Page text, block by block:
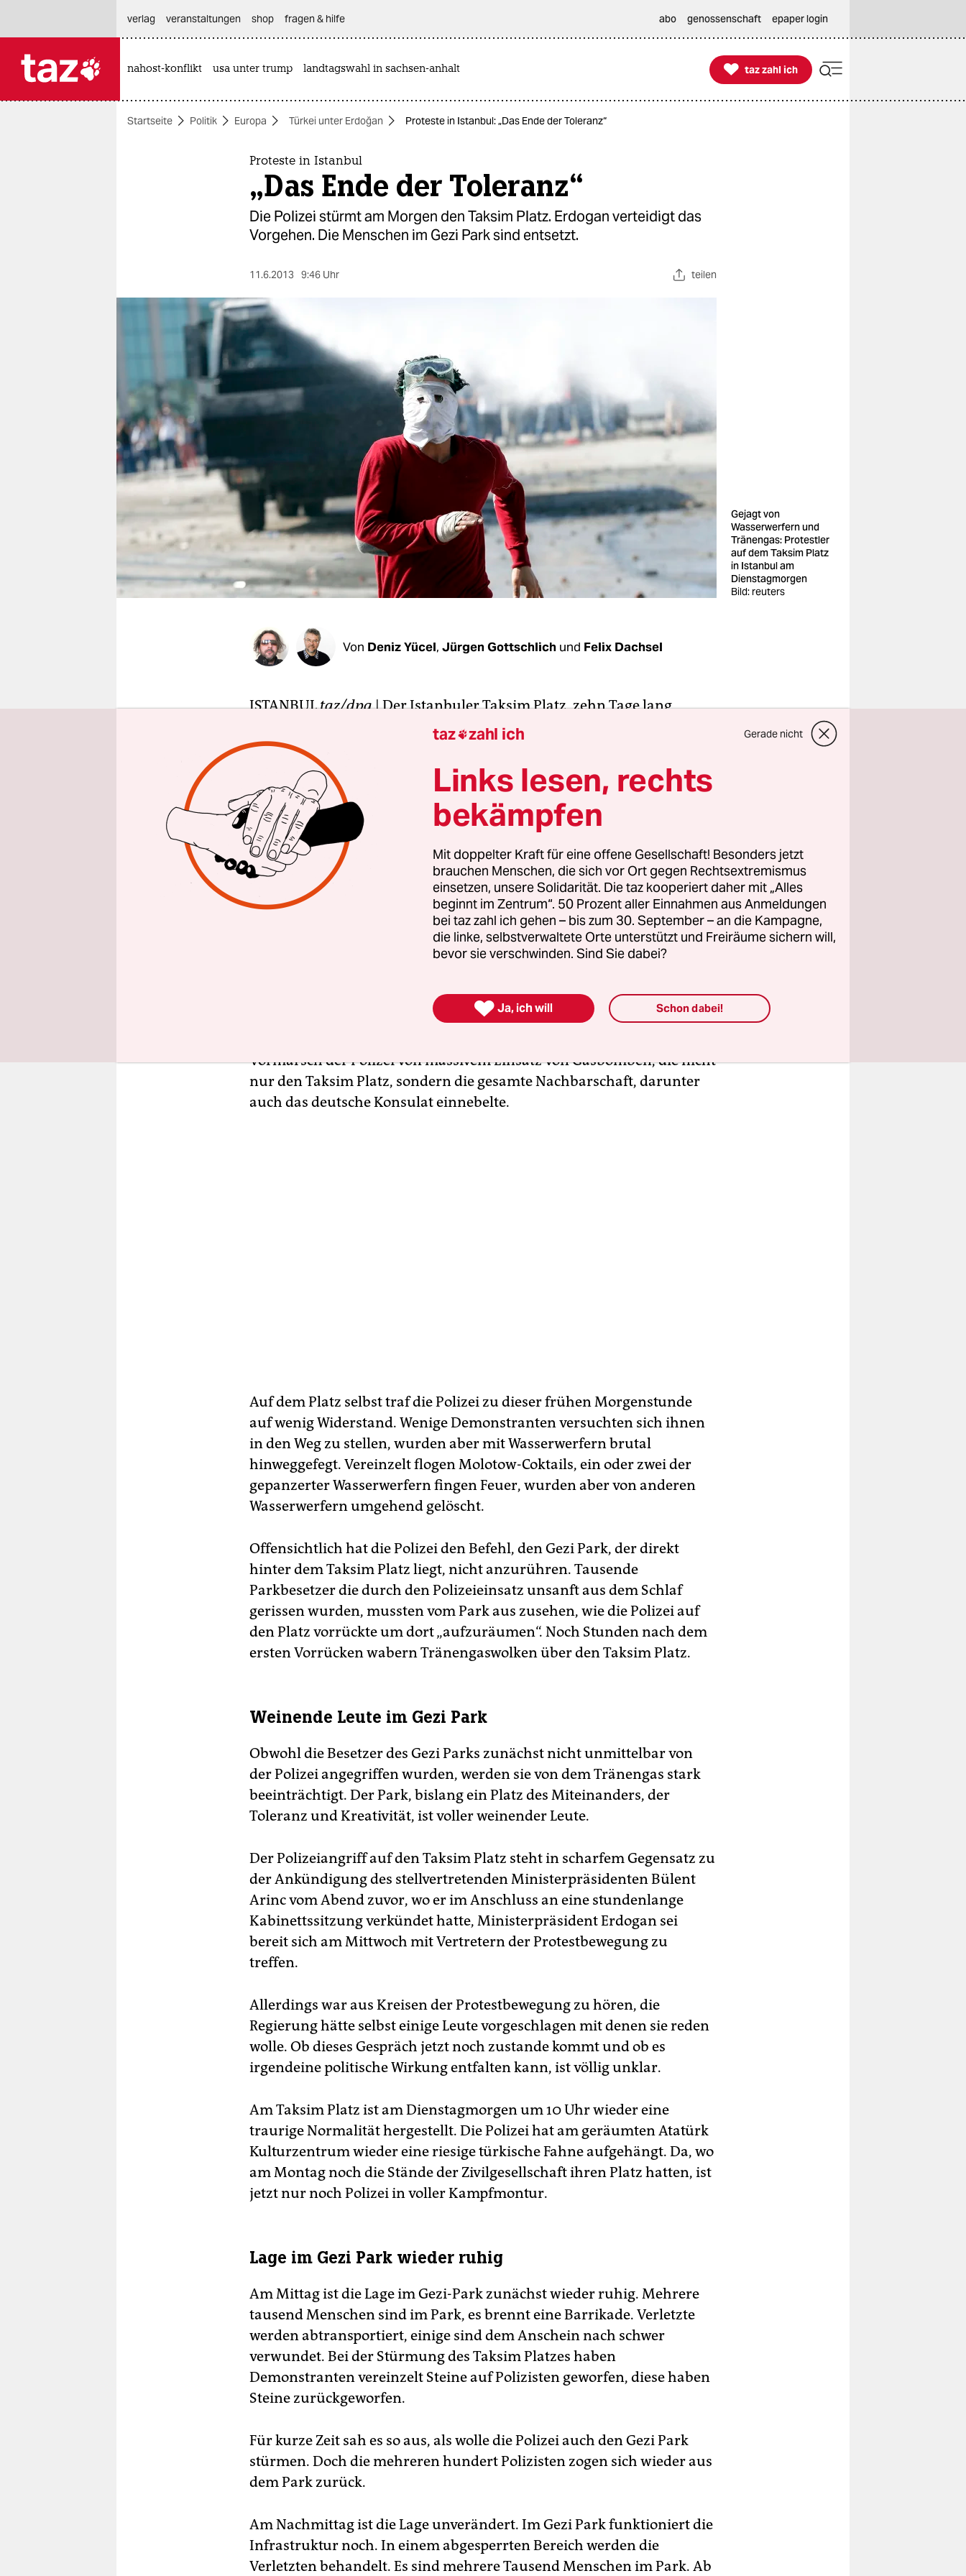
themen
wahrheit
verlag
verlag
veranstaltungen
fragen & hilfe
unterstützen
verlag
veranstaltungen shop fragen & hilfe abo genossenschaft epaper login
nahost-konflikt usa unter trump landtagswahl in sachsen-anhalt 
taz zahl ich
taz zahl ich
Startseite Politik Europa Türkei unter Erdoğan Proteste in Istanbul: „Das Ende der Toleranz“
Proteste in Istanbul
„Das Ende der Toleranz“
Die Polizei stürmt am Morgen den Taksim Platz. Erdogan verteidigt das
Vorgehen. Die Menschen im Gezi Park sind entsetzt.
11.6.2013 9:46 Uhr teilen
Gejagt von
Wasserwerfern und
Tränengas: Protestler
auf dem Taksim Platz
in Istanbul am
Dienstagmorgen
Bild: reuters
Von Deniz Yücel, Jürgen Gottschlich und Felix Dachsel
ISTANBULtaz/dpa| Der Istanbuler Taksim Platz, zehn Tage lang
Zentrum des landesweiten Aufstandes gegen die Regierung Erdogan,
ist am Dienstagmorgen von Polizeikräften gestürmt worden. Die
Fahnen und Plakate der Revolte wurden von Wasserwerfern weggefegt,
Spezialeinsatzkräfte haben die haushohen Transparente von dem
durch Künstler besetzten Atatürk-Kulturzentrum heruntergerissen.
Tränengas wabert über den Platz und Wasserwerfer vereiteln jeden
Versuch einzelner Demonstranten sich der Polizeiinvasion entgegen
zu stellen.
Um 6.00 Uhr Morgens, als die Parkbesetzer im Gezi Park in ihren
Zelten schliefen und auf dem Taksim Platz selbst kaum noch
Demonstranten waren, rückte die Polizei mit schwerem
berüchtigten Antiaufruhr-Polizei vom Bosporus aus gegen den Taksim
Platz vor. Bulldozer räumten die noch Montagabend von den
Vormarsch der Polizei von massivem Einsatz von Gasbomben, die nicht
nur den Taksim Platz, sondern die gesamte Nachbarschaft, darunter
auch das deutsche Konsulat einnebelte.
Auf dem Platz selbst traf die Polizei zu dieser frühen Morgenstunde
auf wenig Widerstand. Wenige Demonstranten versuchten sich ihnen
in den Weg zu stellen, wurden aber mit Wasserwerfern brutal
hinweggefegt. Vereinzelt flogen Molotow-Coktails, ein oder zwei der
gepanzerter Wasserwerfern fingen Feuer, wurden aber von anderen
Wasserwerfern umgehend gelöscht.
Offensichtlich hat die Polizei den Befehl, den Gezi Park, der direkt
hinter dem Taksim Platz liegt, nicht anzurühren. Tausende
Parkbesetzer die durch den Polizeieinsatz unsanft aus dem Schlaf
gerissen wurden, mussten vom Park aus zusehen, wie die Polizei auf
den Platz vorrückte um dort „aufzuräumen“. Noch Stunden nach dem
ersten Vorrücken wabern Tränengaswolken über den Taksim Platz.
Weinende Leute im Gezi Park
Obwohl die Besetzer des Gezi Parks zunächst nicht unmittelbar von
der Polizei angegriffen wurden, werden sie von dem Tränengas stark
beeinträchtigt. Der Park, bislang ein Platz des Miteinanders, der
Toleranz und Kreativität, ist voller weinender Leute.
Der Polizeiangriff auf den Taksim Platz steht in scharfem Gegensatz zu
der Ankündigung des stellvertretenden Ministerpräsidenten Bülent
Arinc vom Abend zuvor, wo er im Anschluss an eine stundenlange
Kabinettssitzung verkündet hatte, Ministerpräsident Erdogan sei
bereit sich am Mittwoch mit Vertretern der Protestbewegung zu
treffen.
Allerdings war aus Kreisen der Protestbewegung zu hören, die
Regierung hätte selbst einige Leute vorgeschlagen mit denen sie reden
wolle. Ob dieses Gespräch jetzt noch zustande kommt und ob es
irgendeine politische Wirkung entfalten kann, ist völlig unklar.
Am Taksim Platz ist am Dienstagmorgen um 10 Uhr wieder eine
traurige Normalität hergestellt. Die Polizei hat am geräumten Atatürk
Kulturzentrum wieder eine riesige türkische Fahne aufgehängt. Da, wo
am Montag noch die Stände der Zivilgesellschaft ihren Platz hatten, ist
jetzt nur noch Polizei in voller Kampfmontur.
Lage im Gezi Park wieder ruhig
Am Mittag ist die Lage im Gezi-Park zunächst wieder ruhig. Mehrere
tausend Menschen sind im Park, es brennt eine Barrikade. Verletzte
werden abtransportiert, einige sind dem Anschein nach schwer
verwundet. Bei der Stürmung des Taksim Platzes haben
Demonstranten vereinzelt Steine auf Polizisten geworfen, diese haben
Steine zurückgeworfen.
Für kurze Zeit sah es so aus, als wolle die Polizei auch den Gezi Park
stürmen. Doch die mehreren hundert Polizisten zogen sich wieder aus
dem Park zurück.
Am Nachmittag ist die Lage unverändert. Im Gezi Park funktioniert die
Infrastruktur noch. In einem abgesperrten Bereich werden die
Verletzten behandelt. Es sind mehrere Tausend Menschen im Park. Ab
taz zahl ich Gerade nicht
Links lesen, rechts
bekämpfen
Mit doppelter Kraft für eine offene Gesellschaft! Besonders jetzt
brauchen Menschen, die sich vor Ort gegen Rechtsextremismus
einsetzen, unsere Solidarität. Die taz kooperiert daher mit „Alles
beginnt im Zentrum“. 50 Prozent aller Einnahmen aus Anmeldungen
bei taz zahl ich gehen – bis zum 30. September – an die Kampagne,
die linke, selbstverwaltete Orte unterstützt und Freiräume sichern will,
bevor sie verschwinden. Sind Sie dabei?
 Ja, ich will Schon dabei!